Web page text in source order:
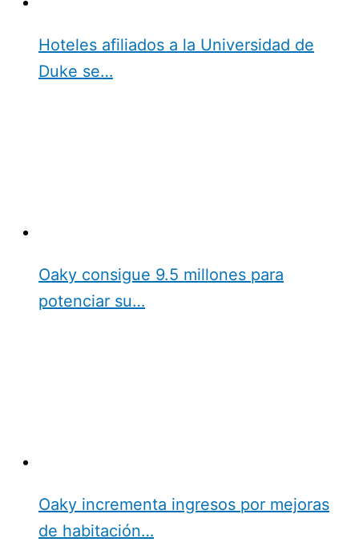
Hoteles afiliados a la Universidad de
Duke se…
Oaky consigue 9.5 millones para
potenciar su…
Oaky incrementa ingresos por mejoras
de habitación…